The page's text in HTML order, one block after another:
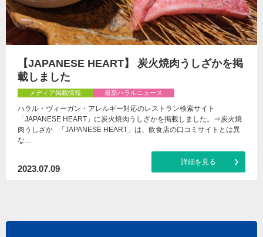
【JAPANESE HEART】 炭火焼肉うしざかを掲
載しました
メディア掲載情報 最新ハラルニュース
ハラル・ヴィーガン・アレルギー対応のレストラン検索サイト
「JAPANESE HEART」に炭火焼肉うしざかを掲載しました。⇒炭火焼
肉うしざか 「JAPANESE HEART」は、飲食店の口コミサイトとは異
な…
2023.07.09
詳細を見る